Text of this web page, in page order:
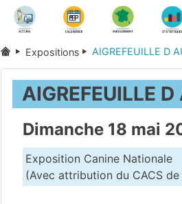
Expositions AIGREFEUILLE D
AIGREFEUILLE
Dimanche 18 mai
Exposition Canine Nationale
(Avec attribution du CACS de